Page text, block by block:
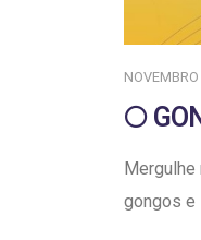
🌕
Mergulhe
gongos e